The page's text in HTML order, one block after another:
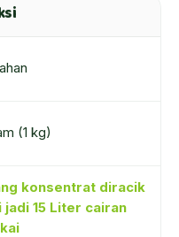
(1 kg)
konsentrat diracik
jadi 15 Liter cairan